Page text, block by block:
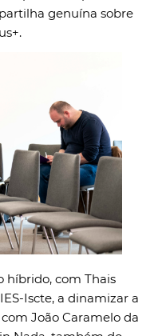
genuína sobre
híbrido, com Thais
Iscte, a dinamizar a
João Caramelo da